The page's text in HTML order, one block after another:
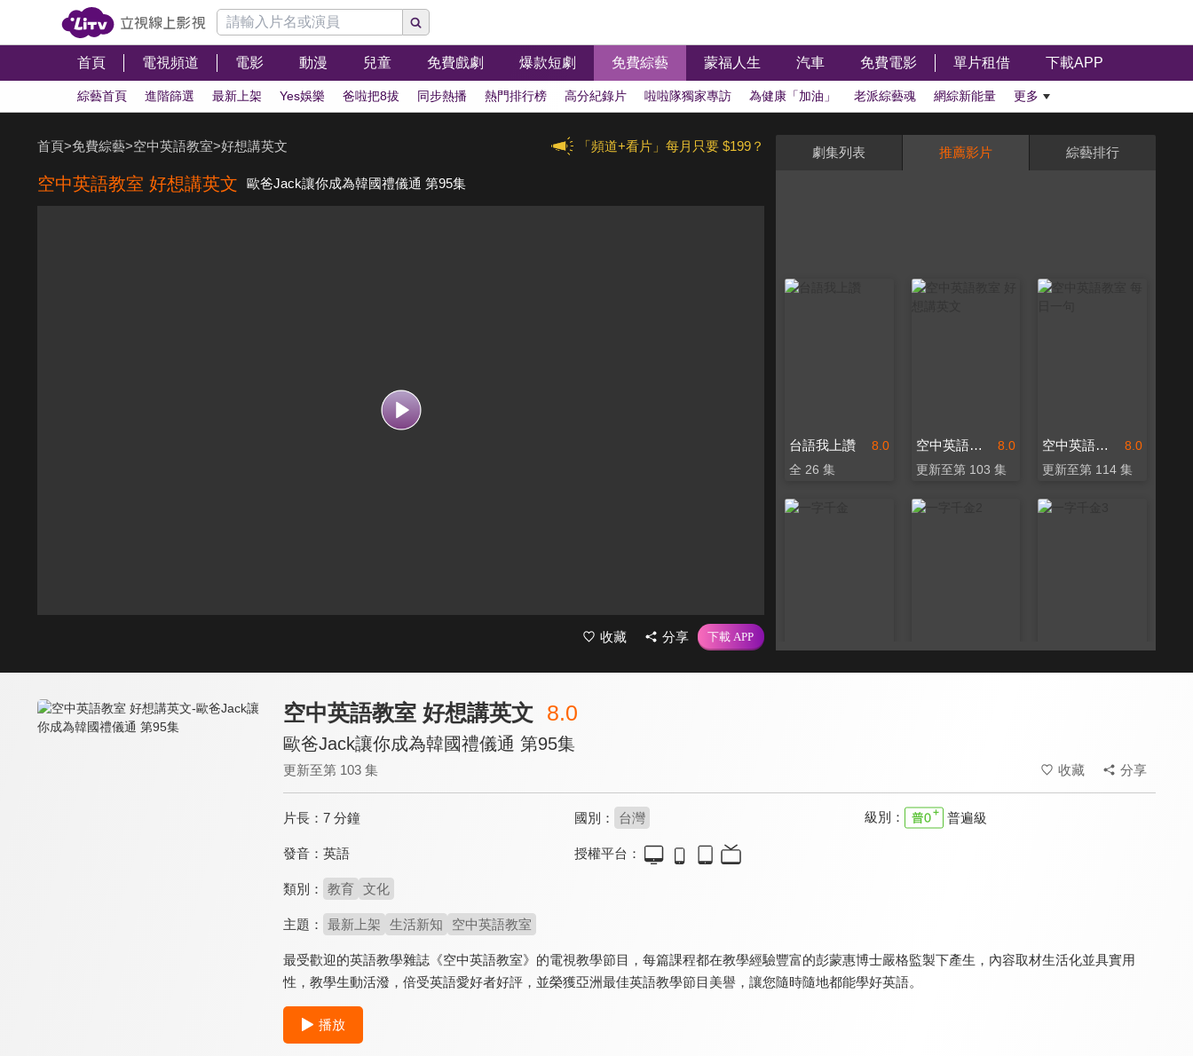
首頁 電視頻道 電影 動漫 兒童 免費戲劇 爆款短劇 免費綜藝 蒙福人生 汽車 免費電影 單片租借 下載APP
綜藝首頁 進階篩選 最新上架 Yes娛樂 爸啦把8拔 同步熱播 熱門排行榜 高分紀錄片 啦啦隊獨家專訪 為健康「加油」 老派綜藝魂 網綜新能量 更多
「頻道+看片」每月只要 $199？
首頁>免費綜藝>空中英語教室>好想講英文
空中英語教室 好想講英文 歐爸Jack讓你成為韓國禮儀通 第95集
收藏 分享
劇集列表 推薦影片 綜藝排行
8.0
台語我上讚
全 26 集
8.0
空中英語教室 好想講英文
更新至第 103 集
8.0
空中英語教室 每日一句
更新至第 114 集
空中英語教室 好想講英文 8.0
歐爸Jack讓你成為韓國禮儀通 第95集
更新至第 103 集 收藏 分享
片長： 7 分鐘 國別： 台灣 級別： 普遍級
發音： 英語 授權平台：
類別： 教育 文化
主題： 最新上架 生活新知 空中英語教室
最受歡迎的英語教學雜誌《空中英語教室》的電視教學節目，每篇課程都在教學經驗豐富的彭蒙惠博士嚴格監製下產生，內容取材生活化並具實用
性，教學生動活潑，倍受英語愛好者好評，並榮獲亞洲最佳英語教學節目美譽，讓您隨時隨地都能學好英語。
播放